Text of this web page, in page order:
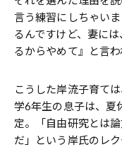
言う練習にしちゃい
るんですけど、妻に
るからやめて』と言わ
こうした岸流子育て
学6年生の息子は、夏
定。「自由研究とは
だ」という岸氏のレ